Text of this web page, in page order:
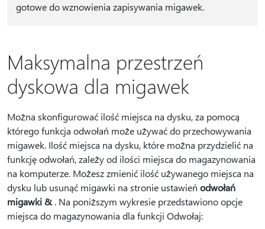
gotowe do wznowienia zapisywania migawek.
Maksymalna przestrzeń
dyskowa dla migawek
Można skonfigurować ilość miejsca na dysku, za pomocą
którego funkcja odwołań może używać do przechowywania
migawek. Ilość miejsca na dysku, które można przydzielić na
funkcję odwołań, zależy od ilości miejsca do magazynowania
na komputerze. Możesz zmienić ilość używanego miejsca na
dysku lub usunąć migawki na stronie ustawień odwołań
migawki &. Na poniższym wykresie przedstawiono opcje
miejsca do magazynowania dla funkcji Odwołaj: